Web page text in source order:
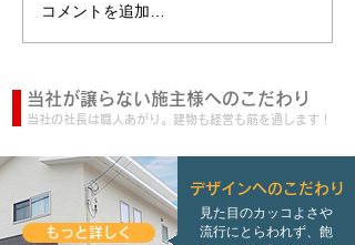
コメントを追加…
もっと詳しく
デザインへのこだわり
見た目のカッコよさや
流行にとらわれず、飽
当社が譲らない施主様へのこだわり
当社の社長は職人あがり。建物も経営も筋を通します！